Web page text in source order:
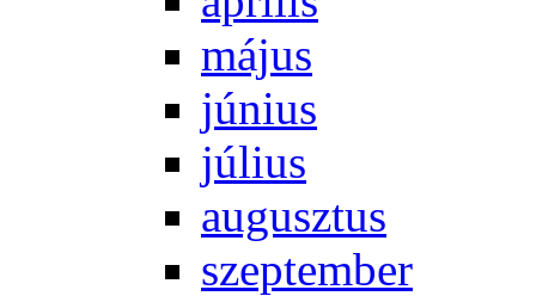
má­jus
jú­ni­us
jú­li­us
au­gusz­tus
szep­tem­ber